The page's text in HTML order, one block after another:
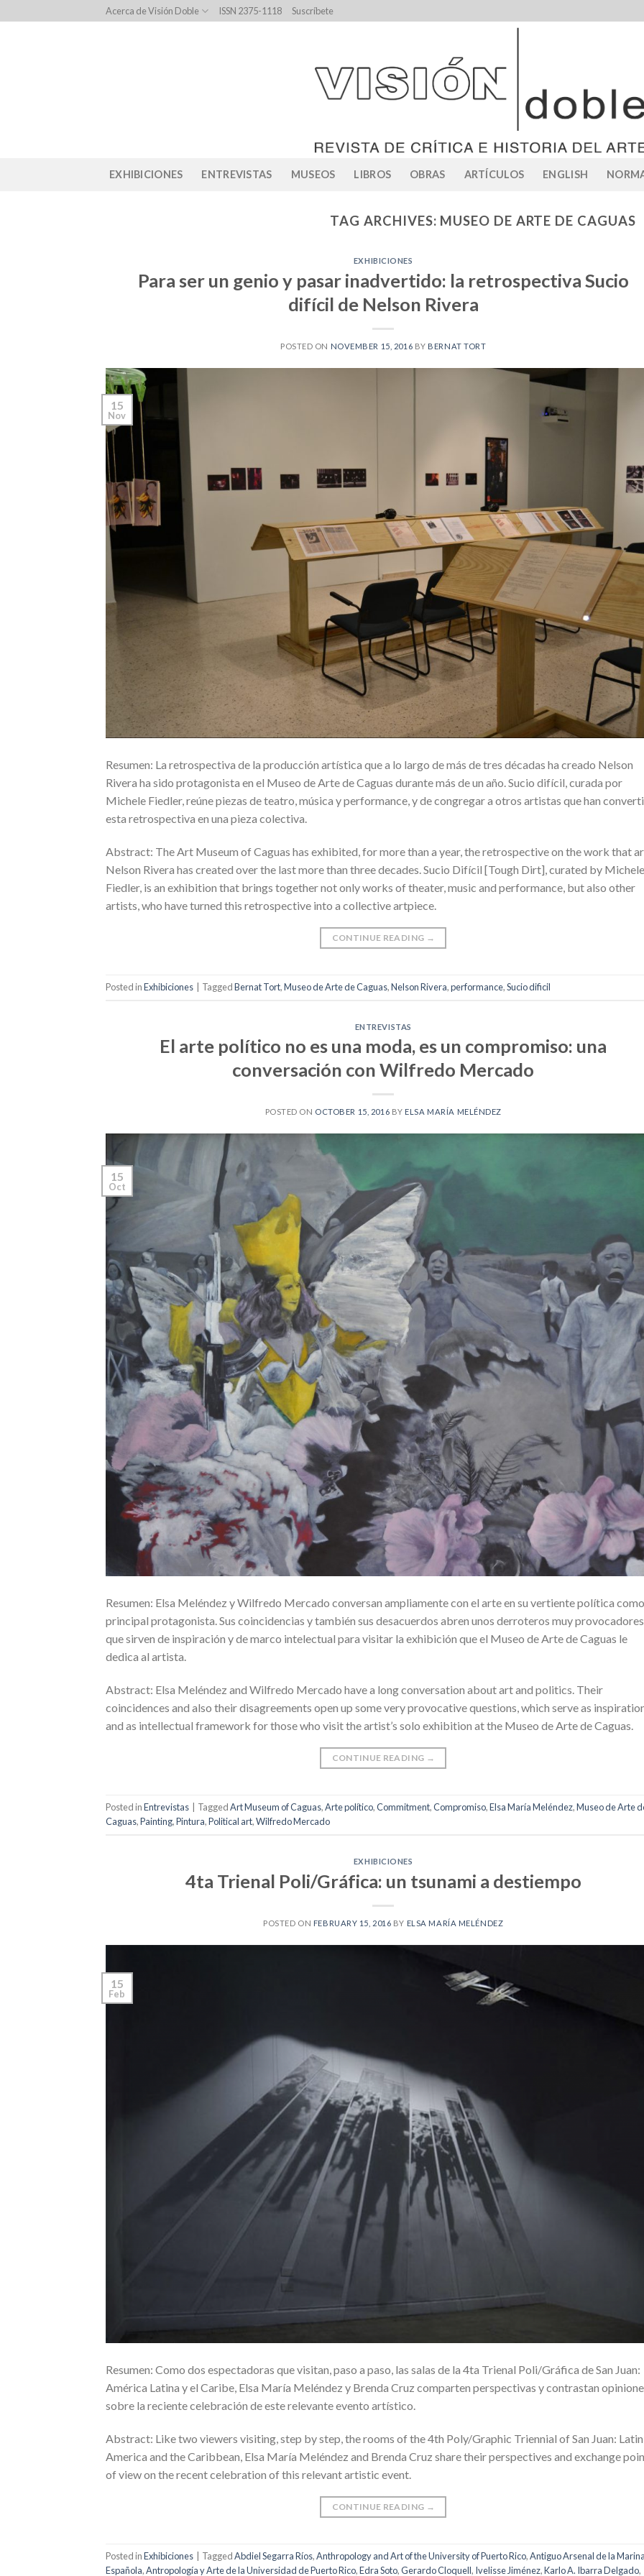
to
Acerca de Visión Doble ISSN 2375-1118 Suscríbete
EXHIBICIONES ENTREVISTAS MUSEOS LIBROS OBRAS ARTÍCULOS ENGLISH
TAG ARCHIVES: MUSEO DE ARTE DE CAGUAS
EXHIBICIONES
Para ser un genio y pasar inadvertido: la retrospectiva Sucio
difícil de Nelson Rivera
POSTED ON NOVEMBER 15, 2016 BY BERNAT TORT
15
Nov
Resumen: La retrospectiva de la producción artística que a lo largo de más de tres décadas ha creado Nelson
Rivera ha sido protagonista en el Museo de Arte de Caguas durante más de un año. Sucio difícil, curada por
Michele Fiedler, reúne piezas de teatro, música y performance, y de congregar a otros artistas que han
esta retrospectiva en una pieza colectiva.
Abstract: The Art Museum of Caguas has exhibited, for more than a year, the retrospective on the work that
Nelson Rivera has created over the last more than three decades. Sucio Difícil [Tough Dirt], curated by Michele
Fiedler, is an exhibition that brings together not only works of theater, music and performance, but also other
artists, who have turned this retrospective into a collective artpiece.
CONTINUE READING →
Posted inExhibiciones TaggedBernat Tort,Museo de Arte de Caguas,Nelson Rivera,performance,Sucio dificil
ENTREVISTAS
El arte político no es una moda, es un compromiso: una
conversación con Wilfredo Mercado
POSTED ON OCTOBER 15, 2016 BY ELSA MARÍA MELÉNDEZ
15
Oct
Resumen: Elsa Meléndez y Wilfredo Mercado conversan ampliamente con el arte en su vertiente política como
principal protagonista. Sus coincidencias y también sus desacuerdos abren unos derroteros muy
que sirven de inspiración y de marco intelectual para visitar la exhibición que el Museo de Arte de Caguas le
dedica al artista.
Abstract: Elsa Meléndez and Wilfredo Mercado have a long conversation about art and politics. Their
coincidences and also their disagreements open up some very provocative questions, which serve as
and as intellectual framework for those who visit the artist’s solo exhibition at the Museo de Arte de Caguas.
CONTINUE READING →
Posted inEntrevistas TaggedArt Museum of Caguas,Arte político,Commitment,Compromiso,Elsa María Meléndez,Museo de Arte
Caguas,Painting,Pintura,Political art,Wilfredo Mercado
EXHIBICIONES
4ta Trienal Poli/Gráfica: un tsunami a destiempo
POSTED ON FEBRUARY 15, 2016 BY ELSA MARÍA MELÉNDEZ
15
Feb
Resumen: Como dos espectadoras que visitan, paso a paso, las salas de la 4ta Trienal Poli/Gráfica de San Juan:
América Latina y el Caribe, Elsa María Meléndez y Brenda Cruz comparten perspectivas y contrastan
sobre la reciente celebración de este relevante evento artístico.
Abstract: Like two viewers visiting, step by step, the rooms of the 4th Poly/Graphic Triennial of San Juan: Latin
America and the Caribbean, Elsa María Meléndez and Brenda Cruz share their perspectives and exchange
of view on the recent celebration of this relevant artistic event.
CONTINUE READING →
Posted inExhibiciones TaggedAbdiel Segarra Ríos,Anthropology and Art of the University of Puerto Rico,Antiguo Arsenal de la
Española,Antropología y Arte de la Universidad de Puerto Rico,Edra Soto,Gerardo Cloquell, Ivelisse Jiménez,Karlo A. Ibarra Delgado,